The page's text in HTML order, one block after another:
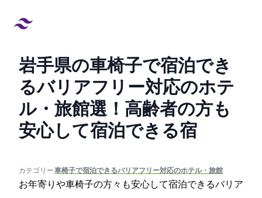
岩手県の車椅子で宿泊でき
るバリアフリー対応のホテ
ル・旅館13選！高齢者の方も
安心して宿泊できる宿
カテゴリー:#車椅子で宿泊できるバリアフリー対応のホテル・旅館
お年寄りや車椅子の方々も安心して宿泊できるバリア